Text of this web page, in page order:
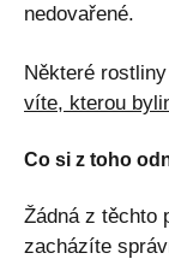
nedovařené.
Některé
víte, kterou
Co si z toho
Žádná z těchto
zacházíte